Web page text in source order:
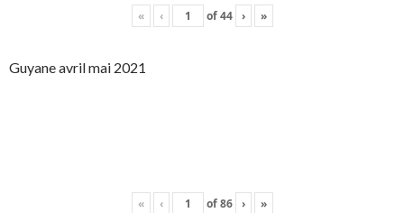
« ‹ of44 › »
Guyane avril mai 2021
« ‹ of86 › »